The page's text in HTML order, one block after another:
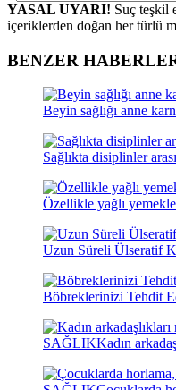
YASAL UYARI! Suç teşkil
içeriklerden doğan her türlü
BENZER
Beyin sağlığı anne
Sağlıkta disiplinler
Özellikle yağlı
Uzun Süreli Ülseratif
Böbreklerinizi Tehdit
SAĞLIKKadın